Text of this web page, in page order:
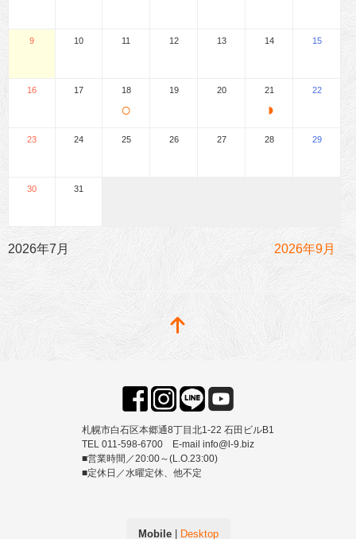
9 10 11 12 13 14 15
16 17 18
○
19 20 21
◑
22
23 24 25 26 27 28 29
30 31
2026年7月 2026年9月
札幌市白石区本郷通8丁目北1-22 石田ビルB1
TEL 011-598-6700 E-mail info@l-9.biz
■営業時間／20:00～(L.O.23:00)
■定休日／水曜定休、他不定
Mobile| Desktop